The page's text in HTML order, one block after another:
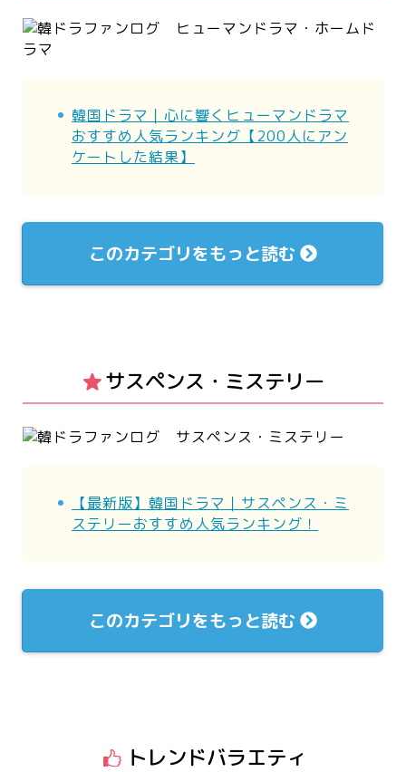
韓国ドラマ｜心に響くヒューマンドラマ
おすすめ人気ランキング【200人にアン
ケートした結果】
このカテゴリをもっと読む
サスペンス・ミステリー
【最新版】韓国ドラマ｜サスペンス・ミ
ステリーおすすめ人気ランキング！
このカテゴリをもっと読む
トレンドバラエティ